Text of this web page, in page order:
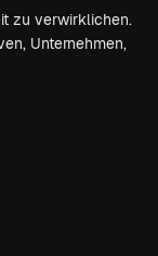
zu verwirklichen.
Unternehmen,